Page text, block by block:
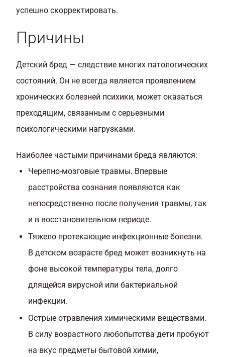
успешно скорректировать.
Причины
Детский бред — следствие многих патологических
состояний. Он не всегда является проявлением
хронических болезней психики, может оказаться
преходящим, связанным с серьезными
психологическими нагрузками.
Наиболее частыми причинами бреда являются:
Черепно-мозговые травмы. Впервые
расстройства сознания появляются как
непосредственно после получения травмы, так
и в восстановительном периоде.
Тяжело протекающие инфекционные болезни.
В детском возрасте бред может возникнуть на
фоне высокой температуры тела, долго
длящейся вирусной или бактериальной
инфекции.
Острые отравления химическими веществами.
В силу возрастного любопытства дети пробуют
на вкус предметы бытовой химии,